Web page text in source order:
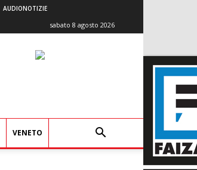
AUDIONOTIZIE
sabato 8 agosto 2026
VENETO